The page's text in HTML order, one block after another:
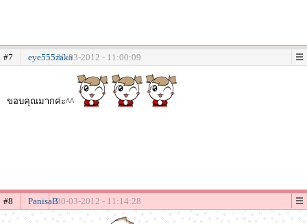
#7 eye555zaka30-03-2012 - 11:00:09
ขอบคุณมากค่ะ^^
#8 PanisaB30-03-2012 - 11:14:28